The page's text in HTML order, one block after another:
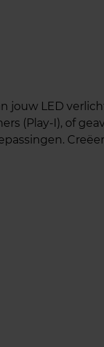
jouw LED
(Play-I), of